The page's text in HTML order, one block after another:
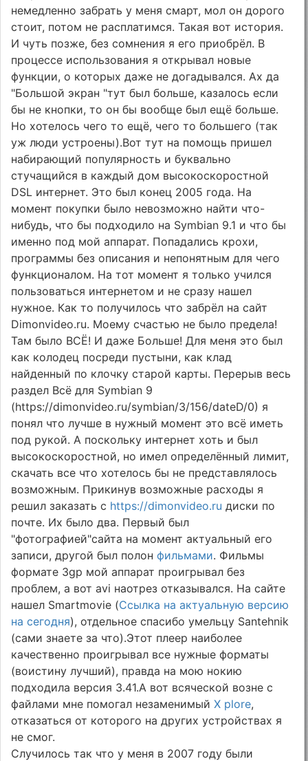
немедленно забрать у меня смарт, мол он дорого
стоит, потом не расплатимся. Такая вот история.
И чуть позже, без сомнения я его приобрёл. В
процессе использования я открывал новые
функции, о которых даже не догадывался. Ах да
"Большой экран "тут был больше, казалось если
бы не кнопки, то он бы вообще был ещё больше.
Но хотелось чего то ещё, чего то большего (так
уж люди устроены).Вот тут на помощь пришел
набирающий популярность и буквально
стучащийся в каждый дом высокоскоростной
DSL интернет. Это был конец 2005 года. На
момент покупки было невозможно найти что-
нибудь, что бы подходило на Symbian 9.1 и что бы
именно под мой аппарат. Попадались крохи,
программы без описания и непонятным для чего
функционалом. На тот момент я только учился
пользоваться интернетом и не сразу нашел
нужное. Как то получилось что забрёл на сайт
Dimonvideo.ru. Моему счастью не было предела!
Там было ВСЁ! И даже Больше! Для меня это был
как колодец посреди пустыни, как клад
найденный по клочку старой карты. Перерыв весь
раздел Всё для Symbian 9
(https://dimonvideo.ru/symbian/3/156/dateD/0) я
понял что лучше в нужный момент это всё иметь
под рукой. А поскольку интернет хоть и был
высокоскоростной, но имел определённый лимит,
скачать все что хотелось бы не представлялось
возможным. Прикинув возможные расходы я
решил заказать с https://dimonvideo.ru диски по
почте. Их было два. Первый был
"фотографией"сайта на момент актуальный его
записи, другой был полонфильмами. Фильмы
формате 3gp мой аппарат проигрывал без
проблем, а вот avi наотрез отказывался. На сайте
нашел Smartmovie (Ссылка на актуальную версию
на сегодня), отдельное спасибо умельцу Santehnik
(сами знаете за что).Этот плеер наиболее
качественно проигрывал все нужные форматы
(воистину лучший), правда на мою нокию
подходила версия 3.41.А вот всяческой возне с
файлами мне помогал незаменимыйX plore,
отказаться от которого на других устройствах я
не смог.
Случилось так что у меня в 2007 году были